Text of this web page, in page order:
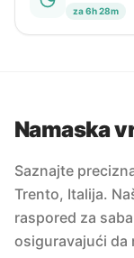
za 6h 28m
Namaska
Saznajte
Trento, Italija.
raspored za
osiguravajući da